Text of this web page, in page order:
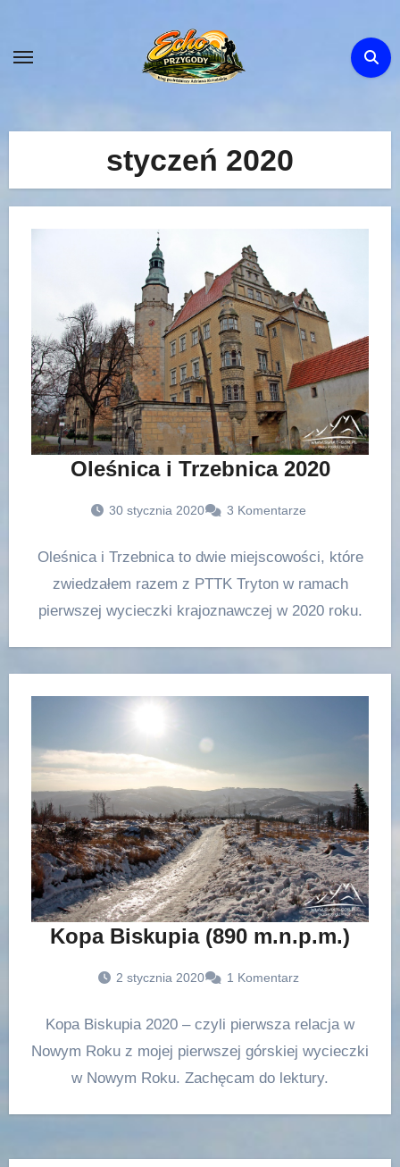
content
styczeń 2020
Oleśnica i Trzebnica 2020
30 stycznia 2020 3 Komentarze
Oleśnica i Trzebnica to dwie miejscowości, które
zwiedzałem razem z PTTK Tryton w ramach
pierwszej wycieczki krajoznawczej w 2020 roku.
Kopa Biskupia (890 m.n.p.m.)
2 stycznia 2020 1 Komentarz
Kopa Biskupia 2020 – czyli pierwsza relacja w
Nowym Roku z mojej pierwszej górskiej wycieczki
w Nowym Roku. Zachęcam do lektury.